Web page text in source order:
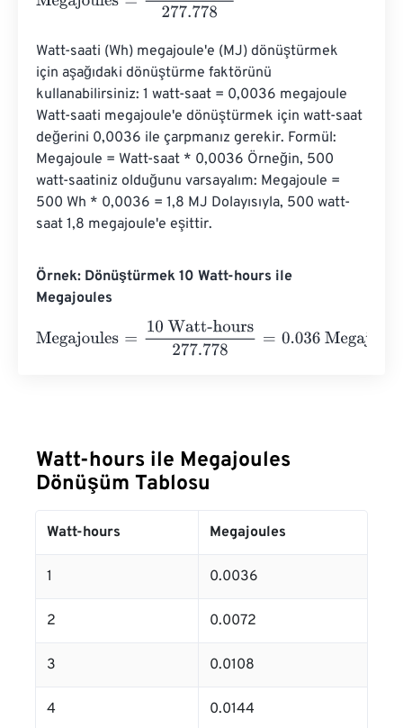
Watt-saati (Wh) megajoule'e (MJ) dönüştürmek
için aşağıdaki dönüştürme faktörünü
kullanabilirsiniz: 1 watt-saat = 0,0036 megajoule
Watt-saati megajoule'e dönüştürmek için watt-saat
değerini 0,0036 ile çarpmanız gerekir. Formül:
Megajoule = Watt-saat * 0,0036 Örneğin, 500
watt-saatiniz olduğunu varsayalım: Megajoule =
500 Wh * 0,0036 = 1,8 MJ Dolayısıyla, 500 watt-
saat 1,8 megajoule'e eşittir.
Örnek: Dönüştürmek 10 Watt-hours ile
Megajoules
Megajoules
10 Watt-hours277.778 0.036 Megajoules
Watt-hours ile Megajoules
Dönüşüm Tablosu
Watt-hours Megajoules
1 0.0036
2 0.0072
3 0.0108
4 0.0144